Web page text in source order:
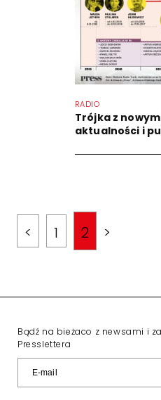
RADIO
Trójka z
aktualności i
< 1 2 >
Bądź na bieżaco z newsami i
Presslettera